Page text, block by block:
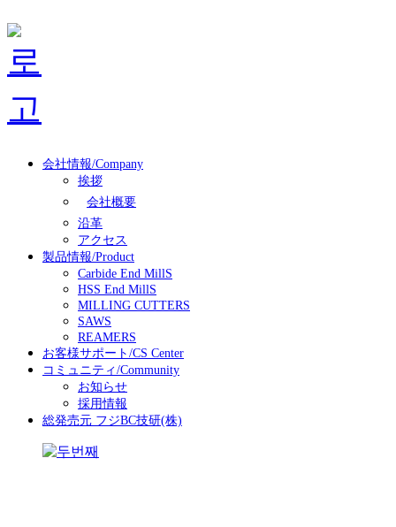
会社情報/Company
挨拶
会社概要
沿革
アクセス
製品情報/Product
Carbide End MillS
HSS End MillS
MILLING CUTTERS
SAWS
REAMERS
お客様サポート/CS Center
コミュニティ/Community
お知らせ
採用情報
総発売元 フジBC技研(株)